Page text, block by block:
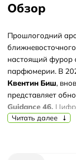
Обзор
Прошлогодний
настоящий фурор
парфюмерии. В
Квентин Биш,
представляет
Guidance 46.
концентрацию —
Читать далее